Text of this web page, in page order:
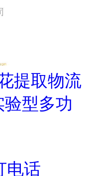
提取物流
型多功
电话